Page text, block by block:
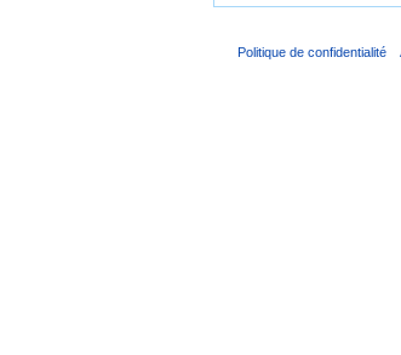
Politique de confidentialité